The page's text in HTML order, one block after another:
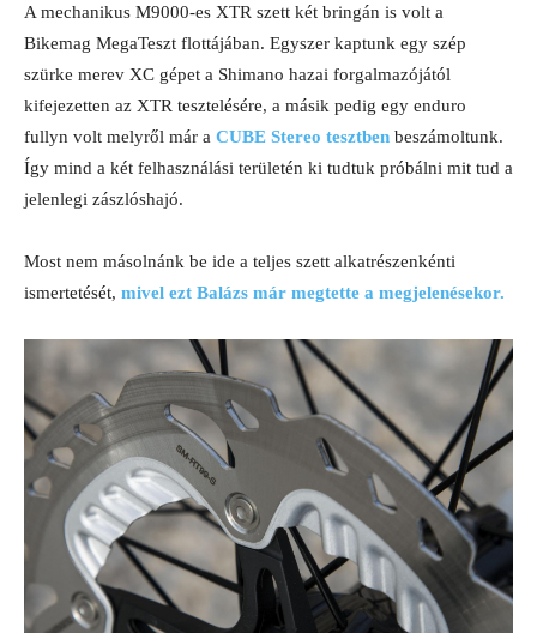
A mechanikus M9000-es XTR szett két bringán is volt a
Bikemag MegaTeszt flottájában. Egyszer kaptunk egy szép
szürke merev XC gépet a Shimano hazai forgalmazójától
kifejezetten az XTR tesztelésére, a másik pedig egy enduro
fullyn volt melyről már a CUBE Stereo tesztben beszámoltunk.
Így mind a két felhasználási területén ki tudtuk próbálni mit tud a
jelenlegi zászlóshajó.
Most nem másolnánk be ide a teljes szett alkatrészenkénti
ismertetését, mivel ezt Balázs már megtette a megjelenésekor.